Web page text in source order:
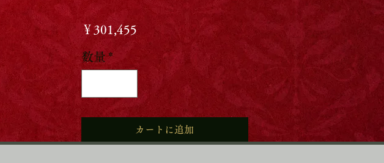
￥301,455価
格
数量 *
カートに追加